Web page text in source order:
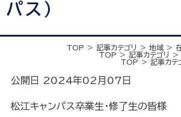
パス）
TOP 記事カテゴリ 地域
TOP
記事カテゴリ
TOP
記事カテ
公開日 2024年02月07日
松江キャンパス卒業生・修了生の皆様